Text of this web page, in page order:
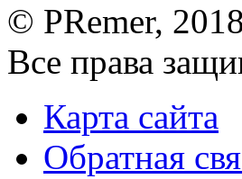
© PRemer, 2018
Все права
Карта сайта
Обратная